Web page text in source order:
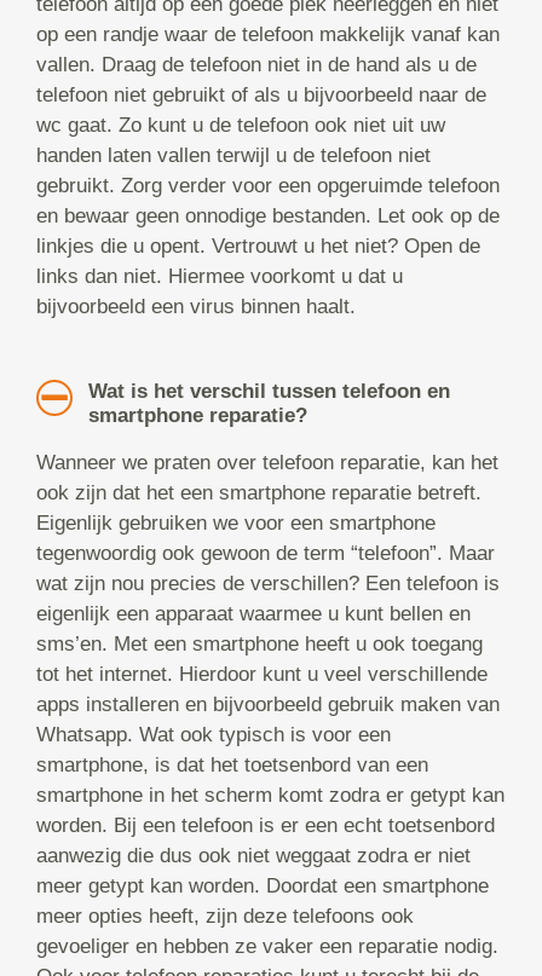
op een randje waar de telefoon makkelijk vanaf kan
vallen. Draag de telefoon niet in de hand als u de
telefoon niet gebruikt of als u bijvoorbeeld naar de
wc gaat. Zo kunt u de telefoon ook niet uit uw
handen laten vallen terwijl u de telefoon niet
gebruikt. Zorg verder voor een opgeruimde telefoon
en bewaar geen onnodige bestanden. Let ook op de
linkjes die u opent. Vertrouwt u het niet? Open de
links dan niet. Hiermee voorkomt u dat u
bijvoorbeeld een virus binnen haalt.
Wat is het verschil tussen telefoon en
smartphone reparatie?
Wanneer we praten over telefoon reparatie, kan het
ook zijn dat het een smartphone reparatie betreft.
Eigenlijk gebruiken we voor een smartphone
tegenwoordig ook gewoon de term “telefoon”. Maar
wat zijn nou precies de verschillen? Een telefoon is
eigenlijk een apparaat waarmee u kunt bellen en
sms’en. Met een smartphone heeft u ook toegang
tot het internet. Hierdoor kunt u veel verschillende
apps installeren en bijvoorbeeld gebruik maken van
Whatsapp. Wat ook typisch is voor een
smartphone, is dat het toetsenbord van een
smartphone in het scherm komt zodra er getypt kan
worden. Bij een telefoon is er een echt toetsenbord
aanwezig die dus ook niet weggaat zodra er niet
meer getypt kan worden. Doordat een smartphone
meer opties heeft, zijn deze telefoons ook
gevoeliger en hebben ze vaker een reparatie nodig.